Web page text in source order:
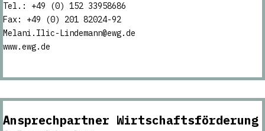
Tel.: +49 (0) 152 33958686
Fax: +49 (0) 201 82024-92
Melani.Ilic-Lindemann@ewg.de
www.ewg.de
Ansprechpartner Wirtschaftsförderung